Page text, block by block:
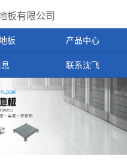
板有限公司
板 产品中心
联系沈飞